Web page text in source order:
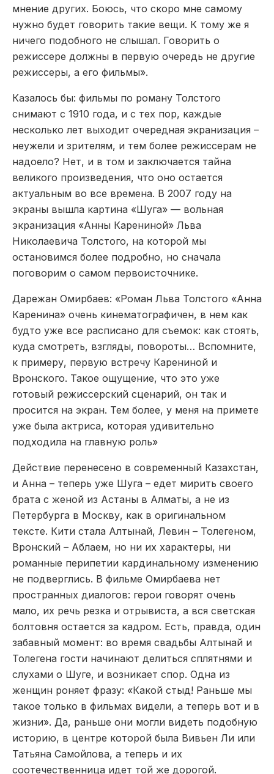
мнение других. Боюсь, что скоро мне самому
нужно будет говорить такие вещи. К тому же я
ничего подобного не слышал. Говорить о
режиссере должны в первую очередь не другие
режиссеры, а его фильмы».
Казалось бы: фильмы по роману Толстого
снимают с 1910 года, и с тех пор, каждые
несколько лет выходит очередная экранизация –
неужели и зрителям, и тем более режиссерам не
надоело? Нет, и в том и заключается тайна
великого произведения, что оно остается
актуальным во все времена. В 2007 году на
экраны вышла картина «Шуга» — вольная
экранизация «Анны Карениной» Льва
Николаевича Толстого, на которой мы
остановимся более подробно, но сначала
поговорим о самом первоисточнике.
Дарежан Омирбаев: «Роман Льва Толстого «Анна
Каренина» очень кинематографичен, в нем как
будто уже все расписано для съемок: как стоять,
куда смотреть, взгляды, повороты… Вспомните,
к примеру, первую встречу Карениной и
Вронского. Такое ощущение, что это уже
готовый режиссерский сценарий, он так и
просится на экран. Тем более, у меня на примете
уже была актриса, которая удивительно
подходила на главную роль»
Действие перенесено в современный Казахстан,
и Анна – теперь уже Шуга – едет мирить своего
брата с женой из Астаны в Алматы, а не из
Петербурга в Москву, как в оригинальном
тексте. Кити стала Алтынай, Левин – Толегеном,
Вронский – Аблаем, но ни их характеры, ни
романные перипетии кардинальному изменению
не подверглись. В фильме Омирбаева нет
пространных диалогов: герои говорят очень
мало, их речь резка и отрывиста, а вся светская
болтовня остается за кадром. Есть, правда, один
забавный момент: во время свадьбы Алтынай и
Толегена гости начинают делиться сплятнями и
слухами о Шуге, и возникает спор. Одна из
женщин роняет фразу: «Какой стыд! Раньше мы
такое только в фильмах видели, а теперь вот и в
жизни». Да, раньше они могли видеть подобную
историю, в центре которой была Вивьен Ли или
Татьяна Самойлова, а теперь и их
соотечественница идет той же дорогой.